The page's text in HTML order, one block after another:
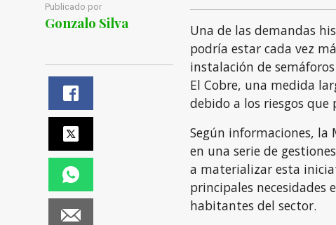
Publicado por
Gonzalo Silva
Una de las demandas
podría estar cada vez
instalación de
El Cobre, una medida
debido a los riesgos
Según informaciones,
en una serie de
a materializar esta
principales necesidades
habitantes del sector.